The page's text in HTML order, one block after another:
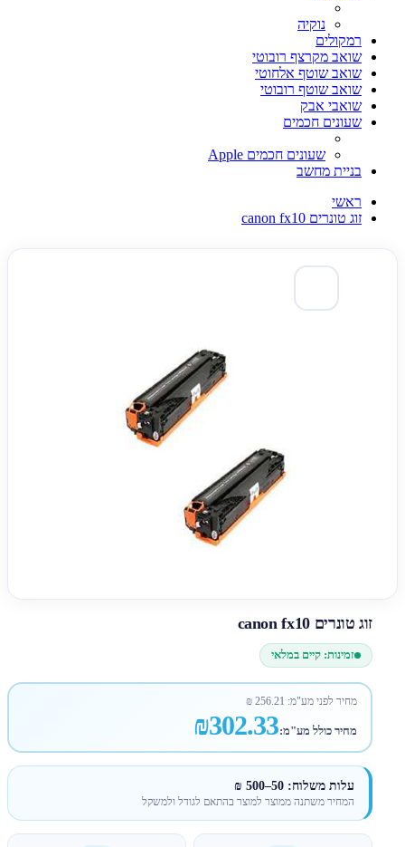
נוקיה
רמקולים
שואב מקרצף רובוטי
שואב שוטף אלחוטי
שואב שוטף רובוטי
שואבי אבק
שעונים חכמים
שעונים חכמים Apple
בניית מחשב
ראשי
זוג טונרים canon fx10
זוג טונרים canon fx10
זמינות: קיים במלאי
מחיר לפני מע"מ: 256.21
₪
מחיר כולל מע"מ:₪302.33
עלות משלוח: 50–500 ₪
המחיר משתנה ממוצר למוצר בהתאם לגודל ולמשקל